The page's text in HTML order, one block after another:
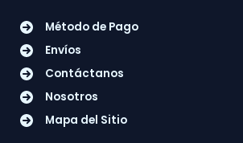
Método de Pago
Envíos
Contáctanos
Nosotros
Mapa del Sitio